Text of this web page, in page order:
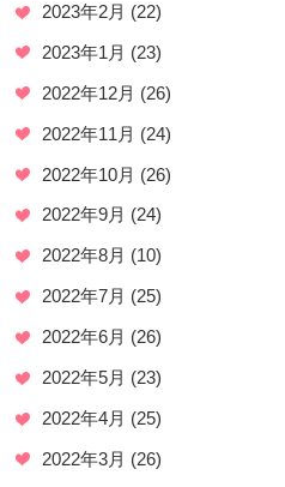
2023年2月 (22)
2023年1月 (23)
2022年12月 (26)
2022年11月 (24)
2022年10月 (26)
2022年9月 (24)
2022年8月 (10)
2022年7月 (25)
2022年6月 (26)
2022年5月 (23)
2022年4月 (25)
2022年3月 (26)